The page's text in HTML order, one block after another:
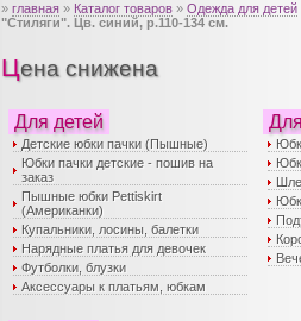
» главная » Каталог товаров » Одежда для детей
"Стиляги". Цв. cиний, р.110-134 см.
Цена снижена
Для детей
Детские юбки пачки (Пышные)
Юбки пачки детские - пошив на
заказ
Пышные юбки Pettiskirt
(Американки)
Купальники, лосины, балетки
Нарядные платья для девочек
Футболки, блузки
Аксессуары к платьям, юбкам